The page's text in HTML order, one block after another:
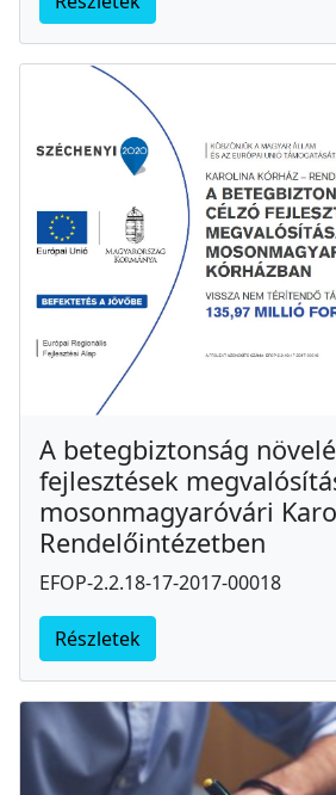
A betegbiztonság
fejlesztések
mosonmagyaróvári
Rendelőintézetben
EFOP-2.2.18-17-2017-00018
Részletek